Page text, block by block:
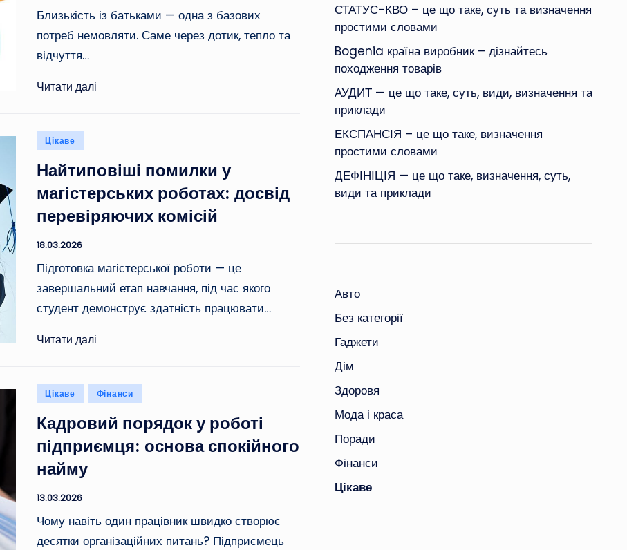
Близькість із батьками — одна з базових
потреб немовляти. Саме через дотик, тепло та
відчуття…
Читати далі
Опубліковано
Цікаве
Найтиповіші помилки у
магістерських роботах: досвід
перевіряючих комісій
18.03.2026
Підготовка магістерської роботи — це
завершальний етап навчання, під час якого
студент демонструє здатність працювати…
Читати далі
Опубліковано
Цікаве Фінанси
Кадровий порядок у роботі
підприємця: основа спокійного
найму
13.03.2026
Чому навіть один працівник швидко створює
десятки організаційних питань? Підприємець
СТАТУС-КВО – це що таке, суть та визначення
простими словами
Bogenia країна виробник – дізнайтесь
походження товарів
АУДИТ — це що таке, суть, види, визначення та
приклади
ЕКСПАНСІЯ – це що таке, визначення
простими словами
ДЕФІНІЦІЯ — це що таке, визначення, суть,
види та приклади
Авто
Без категорії
Гаджети
Дім
Здоровя
Мода і краса
Поради
Фінанси
Цікаве